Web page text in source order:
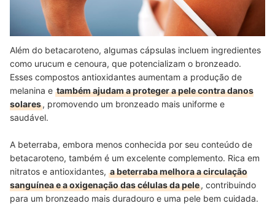
Além do betacaroteno, algumas cápsulas incluem ingredientes
como urucum e cenoura, que potencializam o bronzeado.
Esses compostos antioxidantes aumentam a produção de
melanina e também ajudam a proteger a pele contra danos
solares, promovendo um bronzeado mais uniforme e
saudável.
A beterraba, embora menos conhecida por seu conteúdo de
betacaroteno, também é um excelente complemento. Rica em
nitratos e antioxidantes, a beterraba melhora a circulação
sanguínea e a oxigenação das células da pele, contribuindo
para um bronzeado mais duradouro e uma pele bem cuidada.